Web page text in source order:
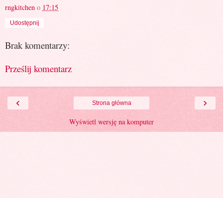
rngkitchen o 17:15
Udostępnij
Brak komentarzy:
Prześlij komentarz
‹ ›
Strona główna
Wyświetl wersję na komputer